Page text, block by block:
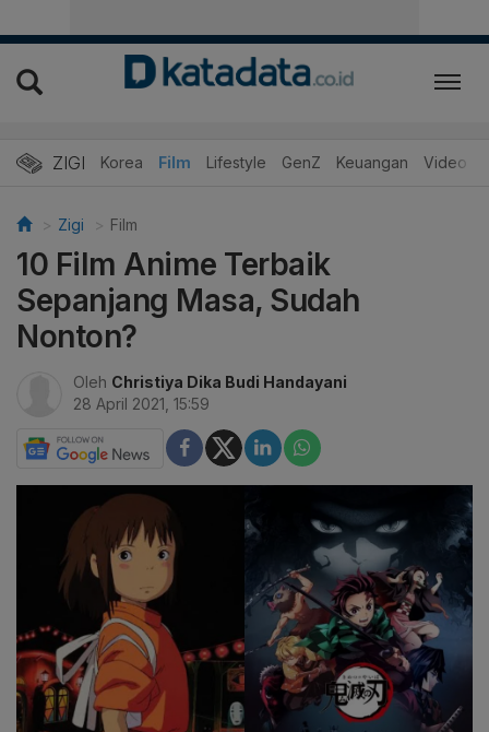
ZIGI
Hits Korea Film Lifestyle GenZ Keuangan Video
Zigi Film
10 Film Anime Terbaik
Sepanjang Masa, Sudah
Nonton?
Oleh Christiya Dika Budi Handayani
28 April 2021, 15:59